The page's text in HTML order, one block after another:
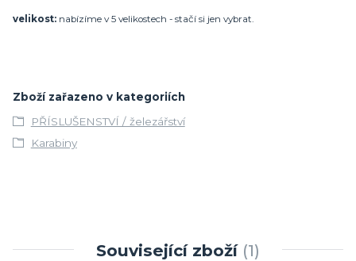
velikost: nabízíme v 5 velikostech - stačí si jen vybrat.
Zboží zařazeno v kategoriích
PŘÍSLUŠENSTVÍ / železářství
Karabiny
Související zboží 1